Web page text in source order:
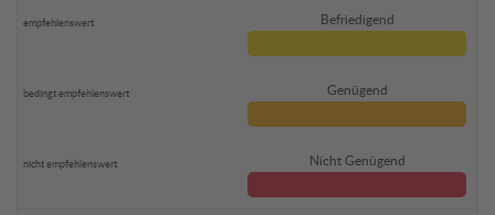
Befriedigend
Genügend
Nicht Genügend